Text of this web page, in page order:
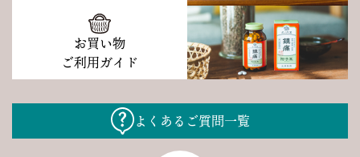
お買い物
ご利用ガイド
よくあるご質問一覧